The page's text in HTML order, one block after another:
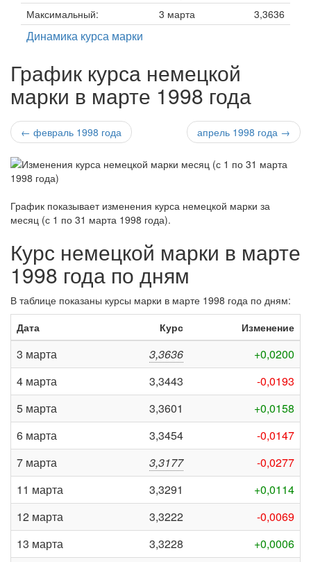
Максимальный:
3 марта 3,3636
Динамика курса марки
График курса немецкой
марки в марте 1998 года
← февраль 1998 года апрель 1998 года →
График показывает изменения курса немецкой марки за
месяц (с 1 по 31 марта 1998 года).
Курс немецкой марки в марте
1998 года по дням
В таблице показаны курсы марки в марте 1998 года по дням:
Дата
Курс Изменение
3 марта 3,3636
+0,0200
4 марта
3,3443
-0,0193
5 марта
3,3601
+0,0158
6 марта
3,3454
-0,0147
7 марта
3,3177
-0,0277
11 марта
3,3291
+0,0114
12 марта
3,3222
-0,0069
13 марта
3,3228
+0,0006